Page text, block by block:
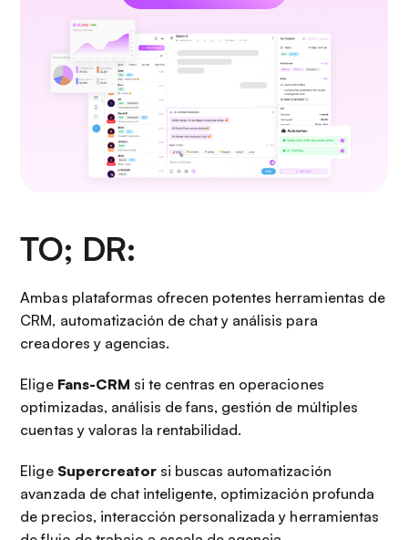
TO; DR:
Ambas plataformas ofrecen potentes herramientas de
CRM, automatización de chat y análisis para
creadores y agencias.
Elige Fans-CRM si te centras en operaciones
optimizadas, análisis de fans, gestión de múltiples
cuentas y valoras la rentabilidad.
Elige Supercreatorsi buscas automatización
avanzada de chat inteligente, optimización profunda
de precios, interacción personalizada y herramientas